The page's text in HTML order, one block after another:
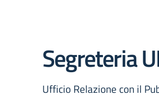
Segreteria
Ufficio Relazione con il